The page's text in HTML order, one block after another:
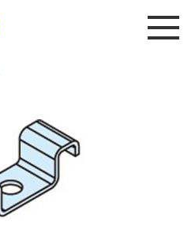
総合